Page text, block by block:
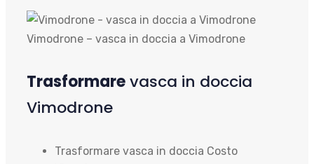
Vimodrone – vasca in doccia a Vimodrone
Trasformarevasca in doccia
Vimodrone
Trasformare vasca in doccia Costo